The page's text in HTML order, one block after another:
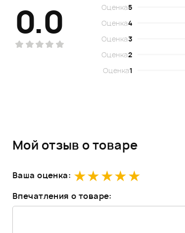
0.0 Оценка5
Оценка4
Оценка3
Оценка2
Оценка1
Мой отзыв о товаре
Ваша оценка:
Впечатления о товаре: